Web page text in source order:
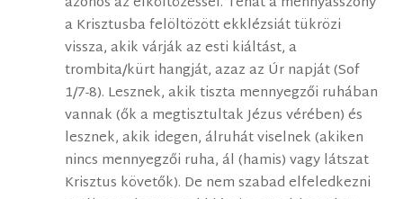
a Krisztusba felöltözött ekklézsiát tükrözi
vissza, akik várják az esti kiáltást, a
trombita/kürt hangját, azaz az Úr napját (Sof
1/7-8). Lesznek, akik tiszta mennyegzői ruhában
vannak (ők a megtisztultak Jézus vérében) és
lesznek, akik idegen, álruhát viselnek (akiken
nincs mennyegzői ruha, ál (hamis) vagy látszat
Krisztus követők). De nem szabad elfeledkezni